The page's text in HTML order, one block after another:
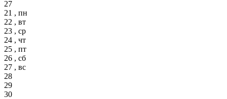
27
21 , пн
22 , вт
23 , ср
24 , чт
25 , пт
26 , сб
27 , вс
28
29
30